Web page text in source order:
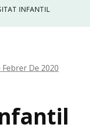
INFANTIL
Febrer De 2020